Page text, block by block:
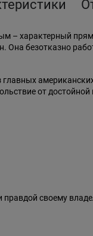
– характерный
безотказно
от
своему